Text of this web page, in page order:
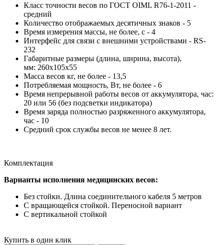
Класс точности весов по ГОСТ OIML R76-1-2011 -
средний
Количество отображаемых десятичных знаков - 5
Время измерения массы, не более, с - 4
Интерфейс для связи с внешними устройствами - RS-
232
Габаритные размеры (длина, ширина, высота),
мм: 260х105х55
Масса весов кг, не более - 13,5
Потребляемая мощность, Вт, не более - 6
Время непрерывной работы весов от аккумулятора, час:
20 или 56 (без подсветки индикатора)
Время заряда полностью разряженного аккумулятора,
час - 10
Средний срок службы весов не менее 8 лет.
Комплектация
Варианты исполнения медицинских весов:
Без стойки. Длина соединительного кабеля 5 метров
С вращающейся стойкой. Переносной вариант
С вертикальной стойкой
Купить в один клик